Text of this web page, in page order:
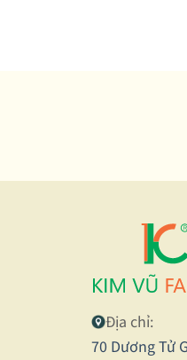
Địa chỉ:
70 Dương Tử